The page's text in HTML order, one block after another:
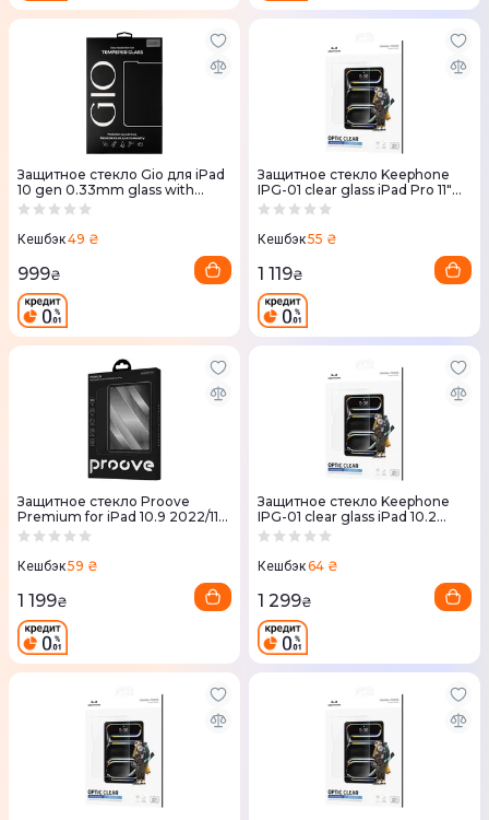
Защитное стекло Gio для iPad
10 gen 0.33mm glass with
applicator New
Кешбэк49 ₴
999₴
Защитное стекло Keephone
IPG-01 clear glass iPad Pro 11"
2024 (KPOPT24PRO11)
Кешбэк55 ₴
1 119₴
Защитное стекло Proove
Premium for iPad 10.9 2022/11
2025 (PGPPFI109000)
Кешбэк59 ₴
1 199₴
Защитное стекло Keephone
IPG-01 clear glass iPad 10.2
(KPOPT102)
Кешбэк64 ₴
1 299₴